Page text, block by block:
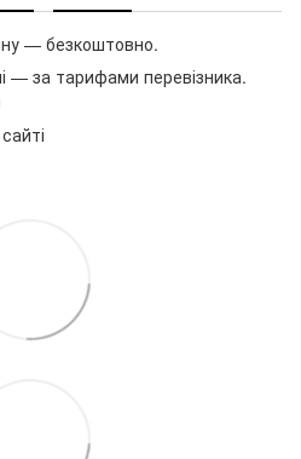
— безкоштовно.
— за тарифами перевізника.